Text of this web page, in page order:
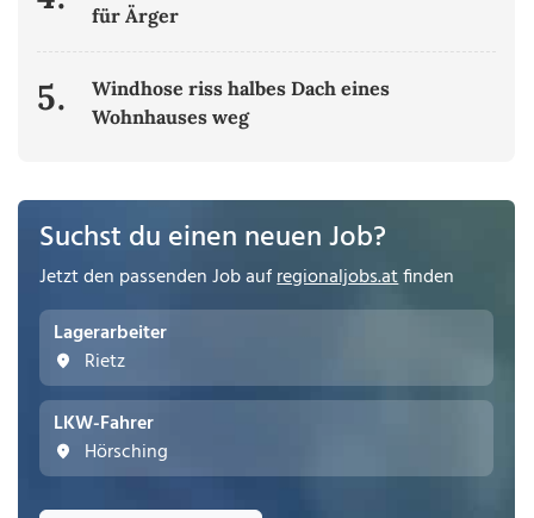
für Ärger
5.
Windhose riss halbes Dach eines
Wohnhauses weg
Suchst du einen neuen Job?
Jetzt den passenden Job aufregionaljobs.atfinden
Lagerarbeiter
Rietz
LKW-Fahrer
Hörsching